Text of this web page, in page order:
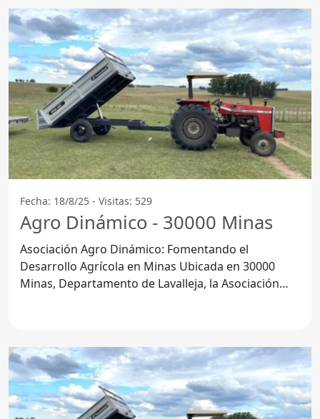
Fecha: 18/8/25 - Visitas: 529
Agro Dinámico - 30000 Minas
Asociación Agro Dinámico: Fomentando el
Desarrollo Agrícola en Minas Ubicada en 30000
Minas, Departamento de Lavalleja, la Asociación